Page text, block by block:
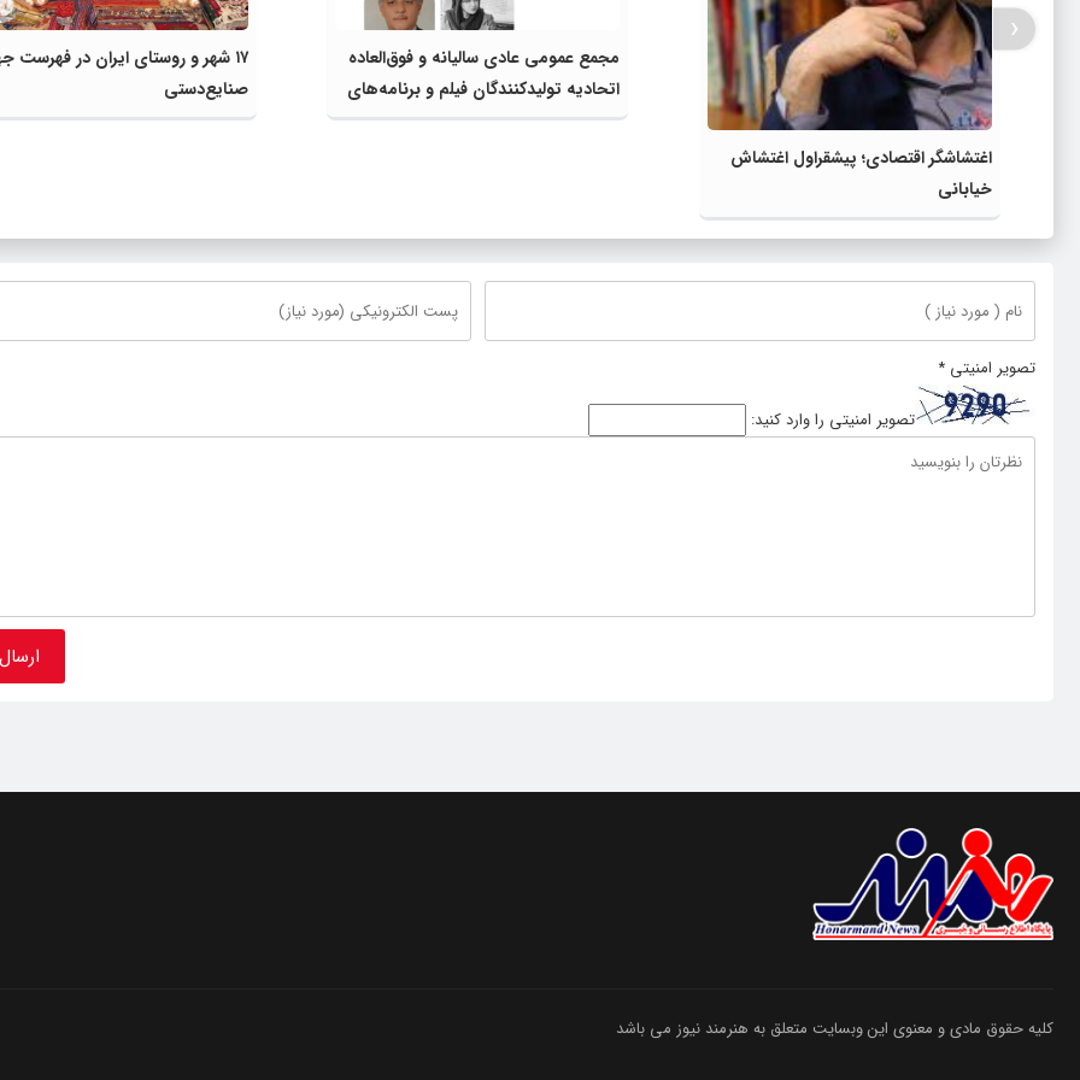
اغتشاشگر اقتصادی؛ پیشقراول اغتشاش
خیابانی
مجمع عمومی عادی سالیانه و فوق‌العاده
اتحادیه تولیدکنندگان فیلم و برنامه‌های
تصویری ایران برگزار شد
۱۷ شهر و روستای ایران در فهرست
صنایع‌دستی
‹
تصویر امنیتی *
تصویر امنیتی را وارد کنید:
کلیه حقوق مادی و معنوی این وبسایت متعلق به هنرمند نیوز می باشد